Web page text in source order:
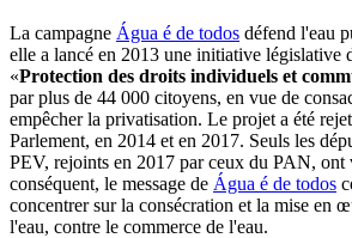
La campagne Água é de todos défend l'eau
elle a lancé en 2013 une initiative législative
«Protection des droits individuels et
par plus de 44 000 citoyens, en vue de
empêcher la privatisation. Le projet a été
Parlement, en 2014 et en 2017. Seuls les
PEV, rejoints en 2017 par ceux du PAN, ont
conséquent, le message de Água é de todos
concentrer sur la consécration et la mise en
l'eau, contre le commerce de l'eau.